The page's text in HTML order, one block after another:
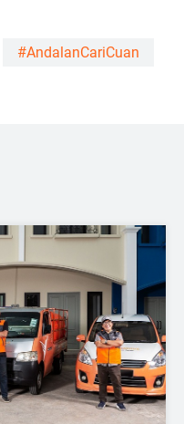
#AndalanCariCuan